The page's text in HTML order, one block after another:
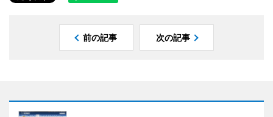
前の記事 次の記事